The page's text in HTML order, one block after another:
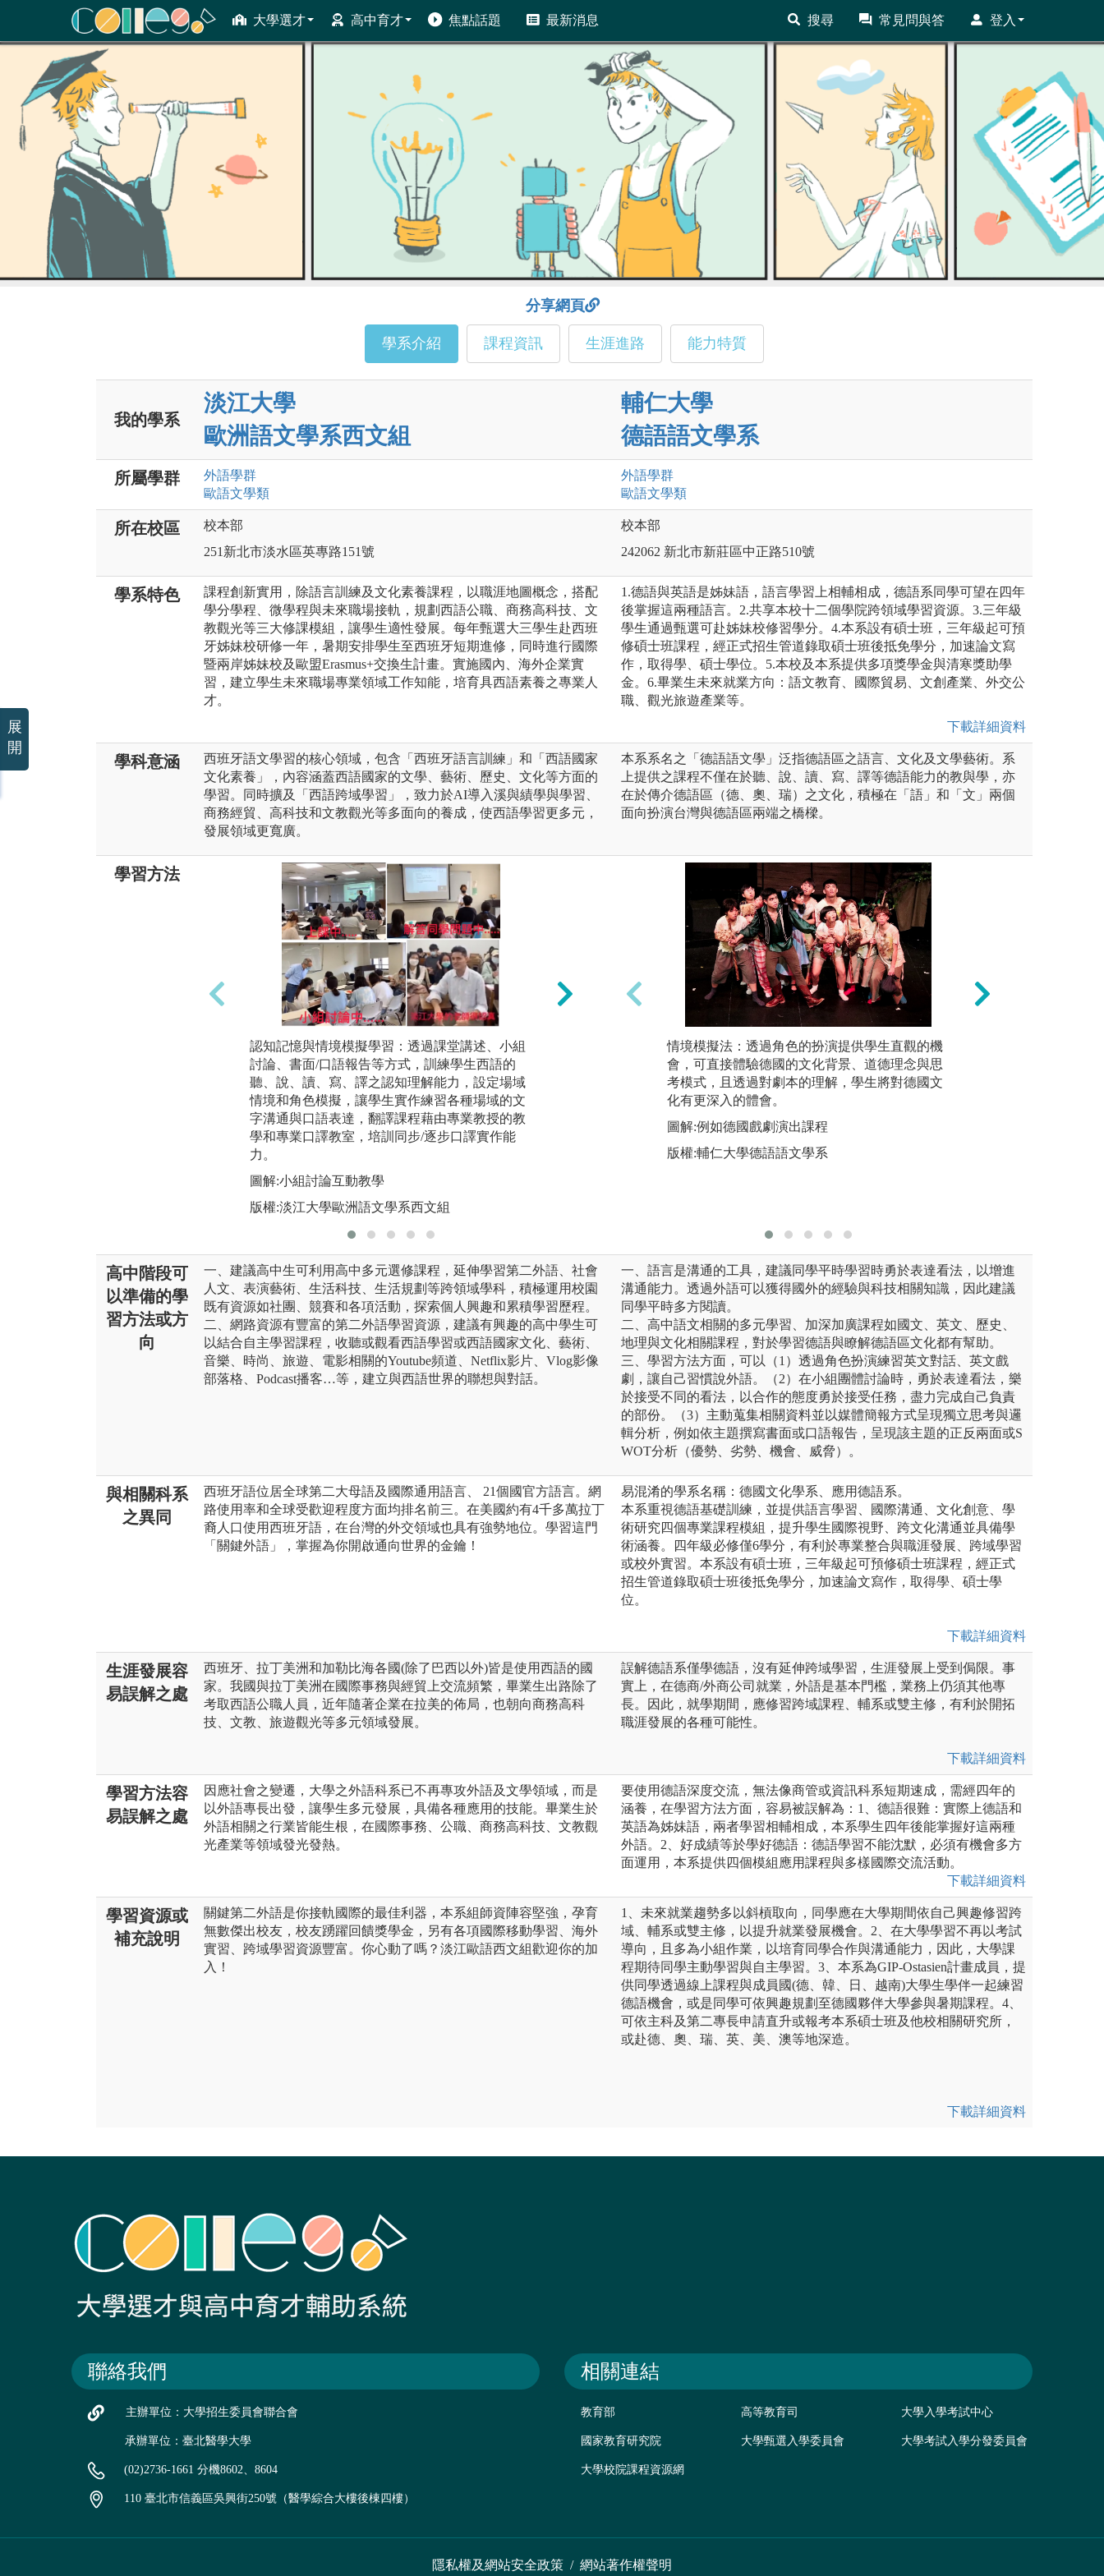
大學選才 高中育才 焦點話題 最新消息 搜尋 常見問與答 登入
ColleGo! 大學選才與高中育才輔助系統
分享網頁
學系介紹 課程資訊 生涯進路 能力特質
我的學系
淡江大學
歐洲語文學系西文組
輔仁大學
德語語文學系
所屬學群 外語學群
歐語文學類
外語學群
歐語文學類
所在校區
校本部
251新北市淡水區英專路151號
校本部
242062 新北市新莊區中正路510號
學系特色
課程創新實用，除語言訓練及文化素養課程，以職涯地圖概念，搭配
學分學程、微學程與未來職場接軌，規劃西語公職、商務高科技、文
教觀光等三大修課模組，讓學生適性發展。每年甄選大三學生赴西班
牙姊妹校研修一年，暑期安排學生至西班牙短期進修，同時進行國際
暨兩岸姊妹校及歐盟Erasmus+交換生計畫。實施國內、海外企業實
習，建立學生未來職場專業領域工作知能，培育具西語素養之專業人
才。
1.德語與英語是姊妹語，語言學習上相輔相成，德語系同學可望在四年
後掌握這兩種語言。2.共享本校十二個學院跨領域學習資源。3.三年級
學生通過甄選可赴姊妹校修習學分。4.本系設有碩士班，三年級起可預
修碩士班課程，經正式招生管道錄取碩士班後抵免學分，加速論文寫
作，取得學、碩士學位。5.本校及本系提供多項獎學金與清寒獎助學
金。6.畢業生未來就業方向：語文教育、國際貿易、文創產業、外交公
職、觀光旅遊產業等。
下載詳細資料
學科意涵
西班牙語文學習的核心領域，包含「西班牙語言訓練」和「西語國家
文化素養」，內容涵蓋西語國家的文學、藝術、歷史、文化等方面的
學習。同時擴及「西語跨域學習」，致力於AI導入溪與績學與學習、
商務經貿、高科技和文教觀光等多面向的養成，使西語學習更多元，
發展領域更寬廣。
本系系名之「德語語文學」泛指德語區之語言、文化及文學藝術。系
上提供之課程不僅在於聽、說、讀、寫、譯等德語能力的教與學，亦
在於傳介德語區（德、奧、瑞）之文化，積極在「語」和「文」兩個
面向扮演台灣與德語區兩端之橋樑。
學習方法
認知記憶與情境模擬學習：透過課堂講述、小組
討論、書面/口語報告等方式，訓練學生西語的
聽、說、讀、寫、譯之認知理解能力，設定場域
情境和角色模擬，讓學生實作練習各種場域的文
字溝通與口語表達，翻譯課程藉由專業教授的教
學和專業口譯教室，培訓同步/逐步口譯實作能
力。
圖解:小組討論互動教學
版權:淡江大學歐洲語文學系西文組
文化素養自主學習：結合文學、藝術、歷史與文
化等選修課程，辦理職涯講座、文化導覽、學術
演講等活動經驗分享、互動學習，厚植人文素
養。以西文組三間文化教室「書香、酒香、咖啡
香」，作為自主學習、創意創業教學實踐基地，
培養學生與業界團隊合作，自主學習產業行銷經
營能力。
情境模擬法：透過角色的扮演提供學生直觀的機
會，可直接體驗德國的文化背景、道德理念與思
考模式，且透過對劇本的理解，學生將對德國文
化有更深入的體會。
圖解:例如德國戲劇演出課程
版權:輔仁大學德語語文學系
高中階段可
以準備的學
習方法或方
向
一、建議高中生可利用高中多元選修課程，延伸學習第二外語、社會
人文、表演藝術、生活科技、生活規劃等跨領域學科，積極運用校園
既有資源如社團、競賽和各項活動，探索個人興趣和累積學習歷程。
二、網路資源有豐富的第二外語學習資源，建議有興趣的高中學生可
以結合自主學習課程，收聽或觀看西語學習或西語國家文化、藝術、
音樂、時尚、旅遊、電影相關的Youtube頻道、Netflix影片、Vlog影像
部落格、Podcast播客…等，建立與西語世界的聯想與對話。
一、語言是溝通的工具，建議同學平時學習時勇於表達看法，以增進
溝通能力。透過外語可以獲得國外的經驗與科技相關知識，因此建議
同學平時多方閱讀。
二、高中語文相關的多元學習、加深加廣課程如國文、英文、歷史、
地理與文化相關課程，對於學習德語與瞭解德語區文化都有幫助。
三、學習方法方面，可以（1）透過角色扮演練習英文對話、英文戲
劇，讓自己習慣說外語。（2）在小組團體討論時，勇於表達看法，樂
於接受不同的看法，以合作的態度勇於接受任務，盡力完成自己負責
的部份。（3）主動蒐集相關資料並以媒體簡報方式呈現獨立思考與邏
輯分析，例如依主題撰寫書面或口語報告，呈現該主題的正反兩面或S
WOT分析（優勢、劣勢、機會、威脅）。
與相關科系
之異同
西班牙語位居全球第二大母語及國際通用語言、 21個國官方語言。網
路使用率和全球受歡迎程度方面均排名前三。在美國約有4千多萬拉丁
裔人口使用西班牙語，在台灣的外交領域也具有強勢地位。學習這門
「關鍵外語」，掌握為你開啟通向世界的金鑰！
易混淆的學系名稱：德國文化學系、應用德語系。
本系重視德語基礎訓練，並提供語言學習、國際溝通、文化創意、學
術研究四個專業課程模組，提升學生國際視野、跨文化溝通並具備學
術涵養。四年級必修僅6學分，有利於專業整合與職涯發展、跨域學習
或校外實習。本系設有碩士班，三年級起可預修碩士班課程，經正式
招生管道錄取碩士班後抵免學分，加速論文寫作，取得學、碩士學
位。
下載詳細資料
生涯發展容
易誤解之處
西班牙、拉丁美洲和加勒比海各國(除了巴西以外)皆是使用西語的國
家。我國與拉丁美洲在國際事務與經貿上交流頻繁，畢業生出路除了
考取西語公職人員，近年隨著企業在拉美的佈局，也朝向商務高科
技、文教、旅遊觀光等多元領域發展。
誤解德語系僅學德語，沒有延伸跨域學習，生涯發展上受到侷限。事
實上，在德商/外商公司就業，外語是基本門檻，業務上仍須其他專
長。因此，就學期間，應修習跨域課程、輔系或雙主修，有利於開拓
職涯發展的各種可能性。
下載詳細資料
學習方法容
易誤解之處
因應社會之變遷，大學之外語科系已不再專攻外語及文學領域，而是
以外語專長出發，讓學生多元發展，具備各種應用的技能。畢業生於
外語相關之行業皆能生根，在國際事務、公職、商務高科技、文教觀
光產業等領域發光發熱。
要使用德語深度交流，無法像商管或資訊科系短期速成，需經四年的
涵養，在學習方法方面，容易被誤解為：1、德語很難：實際上德語和
英語為姊妹語，兩者學習相輔相成，本系學生四年後能掌握好這兩種
外語。2、好成績等於學好德語：德語學習不能沈默，必須有機會多方
面運用，本系提供四個模組應用課程與多樣國際交流活動。
下載詳細資料
學習資源或
補充說明
關鍵第二外語是你接軌國際的最佳利器，本系組師資陣容堅強，孕育
無數傑出校友，校友踴躍回饋獎學金，另有各項國際移動學習、海外
實習、跨域學習資源豐富。你心動了嗎？淡江歐語西文組歡迎你的加
入！
1、未來就業趨勢多以斜槓取向，同學應在大學期間依自己興趣修習跨
域、輔系或雙主修，以提升就業發展機會。2、在大學學習不再以考試
導向，且多為小組作業，以培育同學合作與溝通能力，因此，大學課
程期待同學主動學習與自主學習。3、本系為GIP-Ostasien計畫成員，提
供同學透過線上課程與成員國(德、韓、日、越南)大學生學伴一起練習
德語機會，或是同學可依興趣規劃至德國夥伴大學參與暑期課程。4、
可依主科及第二專長申請直升或報考本系碩士班及他校相關研究所，
或赴德、奧、瑞、英、美、澳等地深造。
下載詳細資料
聯絡我們
主辦單位：大學招生委員會聯合會
承辦單位：臺北醫學大學
(02)2736-1661 分機8602、8604
110 臺北市信義區吳興街250號（醫學綜合大樓後棟四樓）
相關連結
教育部 高等教育司 大學入學考試中心
國家教育研究院 大學甄選入學委員會 大學考試入學分發委員會
大學校院課程資源網
隱私權及網站安全政策 / 網站著作權聲明
展
開